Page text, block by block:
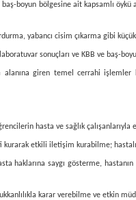
boyun bölgesine ait kapsamlı
yabancı cisim çıkarma gibi
sonuçları ve KBB ve baş-
giren temel cerrahi
hasta ve sağlık
kurarak etkili iletişim kurabilme;
haklarına saygı gösterme,
karar verebilme ve etkin